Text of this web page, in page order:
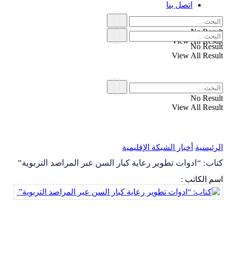
No Result
View All Result
اتصل بنا
No Result
View All Result
No Result
View All Result
الرئيسية أخبار الشبكة الإقليمية
كتاب: “ادوات تطوير رعاية كبار السن عبر المراصد التربوية”
اسم الكاتب :